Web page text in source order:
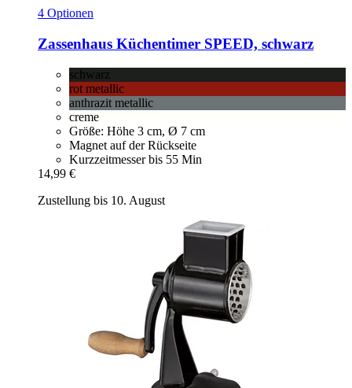
4 Optionen
Zassenhaus Küchentimer SPEED, schwarz
schwarz
rot metallic
anthrazit metallic
creme
Größe: Höhe 3 cm, Ø 7 cm
Magnet auf der Rückseite
Kurzzeitmesser bis 55 Min
14,99 €
Zustellung bis 10. August